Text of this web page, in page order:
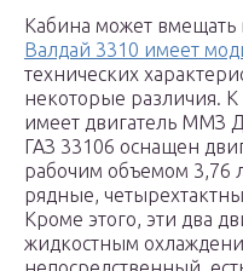
Кабина может вмещать
Валдай 3310 имеет
технических
некоторые различия.
имеет двигатель ММЗ
ГАЗ 33106 оснащен
рабочим объемом 3,76
рядные,
Кроме этого, эти два
жидкостным